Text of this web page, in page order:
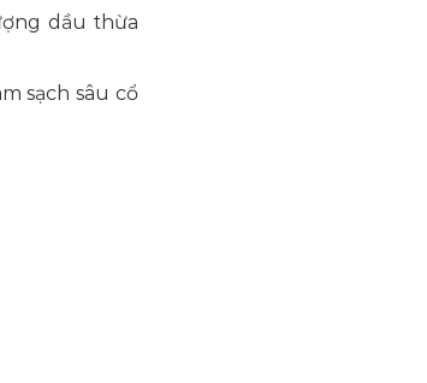
dầu thừa
sạch sâu cổ